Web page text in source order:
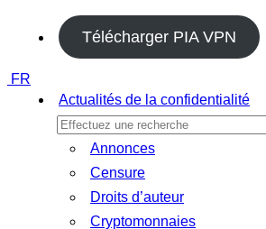
Télécharger PIA VPN
FR
Actualités de la confidentialité
Annonces
Censure
Droits d’auteur
Cryptomonnaies